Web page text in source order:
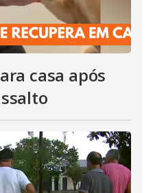
casa após